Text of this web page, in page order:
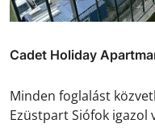
Cadet Holiday
Minden foglalást
Ezüstpart Siófok igazol